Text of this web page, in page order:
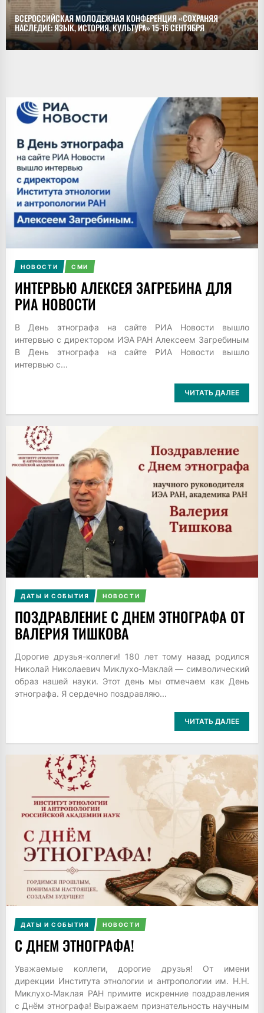
ВСЕРОССИЙСКАЯ МОЛОДЕЖНАЯ КОНФЕРЕНЦИЯ «СОХРАНЯЯ
НАСЛЕДИЕ: ЯЗЫК, ИСТОРИЯ, КУЛЬТУРА» 15-16 СЕНТЯБРЯ
НОВОСТИ СМИ
ИНТЕРВЬЮ АЛЕКСЕЯ ЗАГРЕБИНА ДЛЯ
РИА НОВОСТИ
В День этнографа на сайте РИА Новости вышло
интервью с директором ИЭА РАН Алексеем Загребиным
В День этнографа на сайте РИА Новости вышло
интервью с...
ЧИТАТЬ ДАЛЕЕ
ДАТЫ И СОБЫТИЯ НОВОСТИ
ПОЗДРАВЛЕНИЕ С ДНЕМ ЭТНОГРАФА ОТ
ВАЛЕРИЯ ТИШКОВА
Дорогие друзья-коллеги! 180 лет тому назад родился
Николай Николаевич Миклухо-Маклай — символический
образ нашей науки. Этот день мы отмечаем как День
этнографа. Я сердечно поздравляю...
ЧИТАТЬ ДАЛЕЕ
ДАТЫ И СОБЫТИЯ НОВОСТИ
С ДНЕМ ЭТНОГРАФА!
Уважаемые коллеги, дорогие друзья! От имени
дирекции Института этнологии и антропологии им. Н.Н.
Миклухо‑Маклая РАН примите искренние поздравления
с Днём этнографа! Выражаем признательность научным